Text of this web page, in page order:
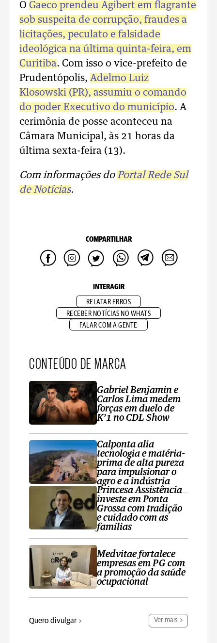
O Gaeco prendeu Agibert em flagrante
sob suspeita de corrupção, fraudes a
licitações, peculato e falsidade
ideológica na última quinta-feira, em
Curitiba. Com isso o vice-prefeito de
Prudentópolis, Adelmo Luiz
Klosowski (PR), assumiu o comando
do poder Executivo do município. A
cerimônia de posse aconteceu na
Câmara Municipal, às 21 horas da
última sexta-feira (13).
Com informações do Portal Rede Sul
de Notícias.
COMPARTILHAR
INTERAGIR
RELATAR ERROS
RECEBER NOTÍCIAS NO WHATS
FALAR COM A GENTE
CONTEÚDO DE MARCA
Gabriel Benjamin e
Carlos Lima medem
forças em duelo de
K’1 no CDL Show
Calponta alia
tecnologia e matéria-
prima de alta pureza
para impulsionar o
agro e a indústria
Princesa Assistência
investe em Ponta
Grossa com tradição
e cuidado com as
famílias
Medvitae fortalece
empresas em PG com
a promoção da saúde
ocupacional
Quero divulgar Ver mais